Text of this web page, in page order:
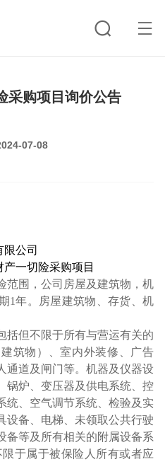
采购项目询价公告
07-08
公司
一切险采购项目
范围，公司房屋及建筑物，机
1年。房屋建筑物、存货、机
括但不限于所有与营运有关的
筑物）、室内外装修、广告
通道及闸门等。机器及仪器设
锅炉、变压器及供电系统、控
统、空气调节系统、检验及实
设备、电梯、未领取公共行驶
备等及所有相关的附属设备系
于属于被保险人所有或者应